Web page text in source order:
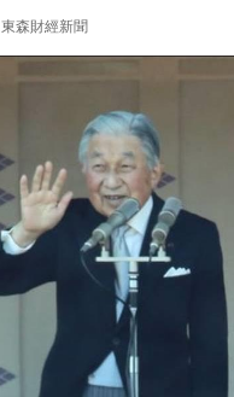
東森財經新聞